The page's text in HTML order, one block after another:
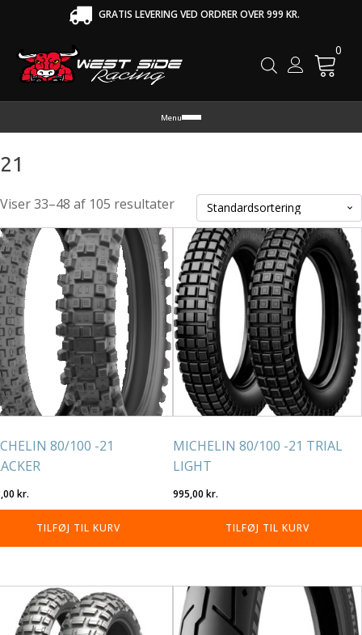
GRATIS LEVERING VED ORDRER OVER 999 KR.
0
Menu
21
Viser 33–48 af 105 resultater
80/100 -21
kr.
TILFØJ TIL KURV
MICHELIN 80/100 -21 TRIAL
LIGHT
995,00kr.
TILFØJ TIL KURV